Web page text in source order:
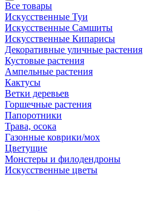
Все товары
Искусственные Туи
Искусственные Самшиты
Искусственные Кипарисы
Декоративные уличные растения
Кустовые растения
Ампельные растения
Кактусы
Ветки деревьев
Горшечные растения
Папоротники
Трава, осока
Газонные коврики/мох
Цветущие
Монстеры и филодендроны
Искусственные цветы